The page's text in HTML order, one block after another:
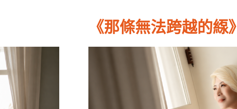
《那條無法跨越的𦂥》